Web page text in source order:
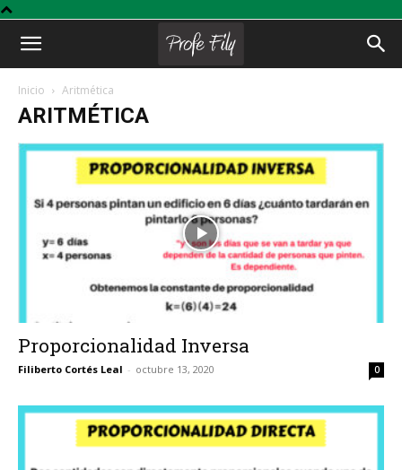
Profe
Fily
Inicio Aritmética
ARITMÉTICA
Proporcionalidad Inversa
Filiberto Cortés Leal - octubre 13, 2020 0